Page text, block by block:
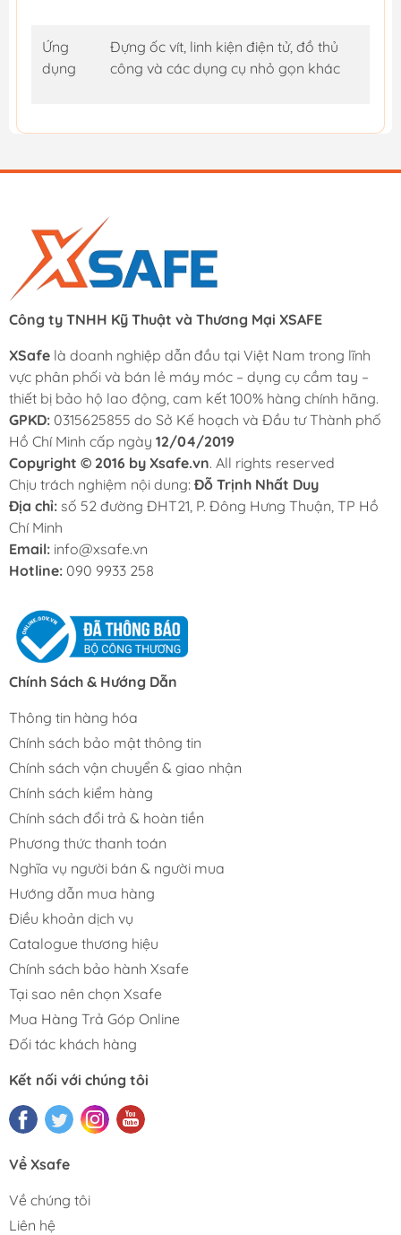
Ứng
dụng
Đựng ốc vít, linh kiện điện tử, đồ thủ
công và các dụng cụ nhỏ gọn khác
Công ty TNHH Kỹ Thuật và Thương Mại XSAFE
XSafe là doanh nghiệp dẫn đầu tại Việt Nam trong lĩnh
vực phân phối và bán lẻ máy móc – dụng cụ cầm tay –
thiết bị bảo hộ lao động, cam kết 100% hàng chính hãng.
GPKD: 0315625855 do Sở Kế hoạch và Đầu tư Thành phố
Hồ Chí Minh cấp ngày 12/04/2019
Copyright © 2016 by Xsafe.vn. All rights reserved
Chịu trách nghiệm nội dung: Đỗ Trịnh Nhất Duy
Địa chỉ: số 52 đường ĐHT21, P. Đông Hưng Thuận, TP Hồ
Chí Minh
Email: info@xsafe.vn
Hotline: 090 9933 258
Chính Sách & Hướng Dẫn
Thông tin hàng hóa
Chính sách bảo mật thông tin
Chính sách vận chuyển & giao nhận
Chính sách kiểm hàng
Chính sách đổi trả & hoàn tiền
Phương thức thanh toán
Nghĩa vụ người bán & người mua
Hướng dẫn mua hàng
Điều khoản dịch vụ
Catalogue thương hiệu
Chính sách bảo hành Xsafe
Tại sao nên chọn Xsafe
Mua Hàng Trả Góp Online
Đối tác khách hàng
Kết nối với chúng tôi
Về Xsafe
Về chúng tôi
Liên hệ